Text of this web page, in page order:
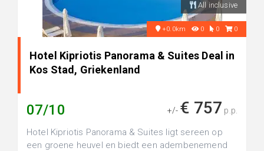
All inclusive
+0.0km 0 0 0
Hotel Kipriotis Panorama & Suites Deal in
Kos Stad, Griekenland
07/10 +/- € 757 p.p.
Hotel Kipriotis Panorama & Suites ligt sereen op
een groene heuvel en biedt een adembenemend